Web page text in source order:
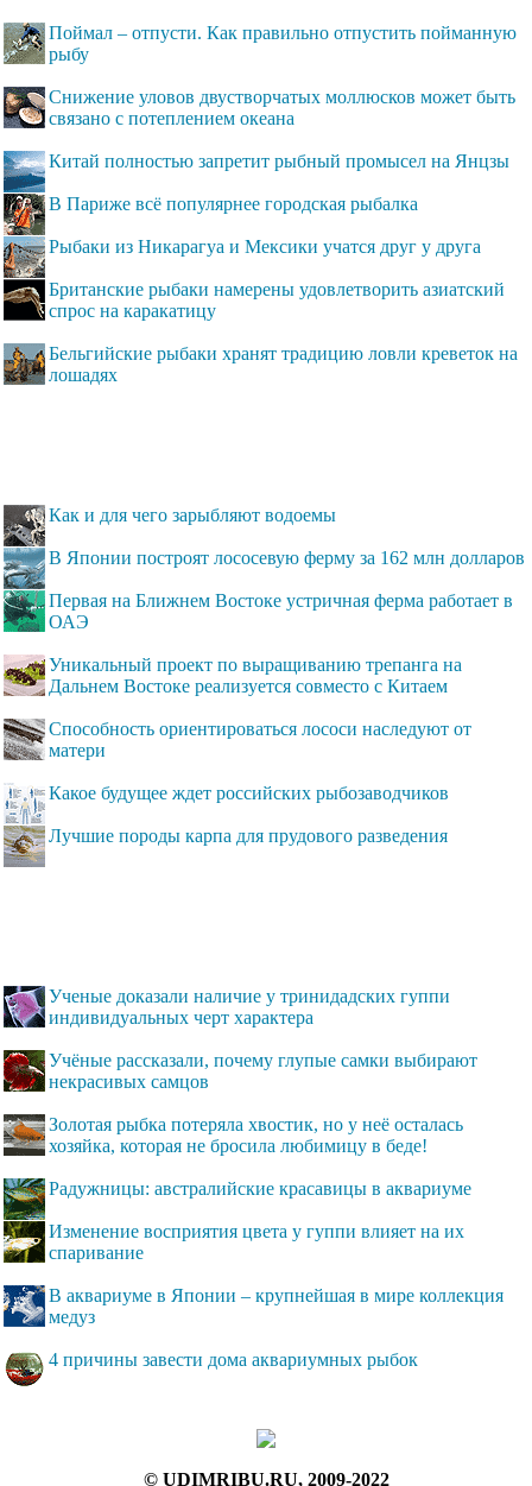
Поймал – отпусти. Как правильно отпустить пойманную
рыбу
Снижение уловов двустворчатых моллюсков может быть
связано с потеплением океана
Китай полностью запретит рыбный промысел на Янцзы
В Париже всё популярнее городская рыбалка
Рыбаки из Никарагуа и Мексики учатся друг у друга
Британские рыбаки намерены удовлетворить азиатский
спрос на каракатицу
Бельгийские рыбаки хранят традицию ловли креветок на
лошадях
Как и для чего зарыбляют водоемы
В Японии построят лососевую ферму за 162 млн долларов
Первая на Ближнем Востоке устричная ферма работает в
ОАЭ
Уникальный проект по выращиванию трепанга на
Дальнем Востоке реализуется совместо с Китаем
Способность ориентироваться лососи наследуют от
матери
Какое будущее ждет российских рыбозаводчиков
Лучшие породы карпа для прудового разведения
Ученые доказали наличие у тринидадских гуппи
индивидуальных черт характера
Учёные рассказали, почему глупые самки выбирают
некрасивых самцов
Золотая рыбка потеряла хвостик, но у неё осталась
хозяйка, которая не бросила любимицу в беде!
Радужницы: австралийские красавицы в аквариуме
Изменение восприятия цвета у гуппи влияет на их
спаривание
В аквариуме в Японии – крупнейшая в мире коллекция
медуз
4 причины завести дома аквариумных рыбок
© UDIMRIBU.RU, 2009-2022